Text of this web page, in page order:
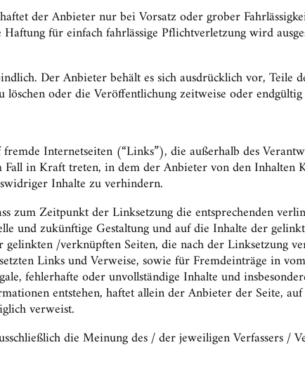
der Anbieter nur bei Vorsatz oder grober
für einfach fahrlässige Pflichtverletzung wird
Der Anbieter behält es sich ausdrücklich vor, Teile
oder die Veröffentlichung zeitweise oder
Internetseiten (“Links”), die außerhalb des
in Kraft treten, in dem der Anbieter von den Inhalten
Inhalte zu verhindern.
zum Zeitpunkt der Linksetzung die entsprechenden
und zukünftige Gestaltung und auf die Inhalte der
/verknüpften Seiten, die nach der Linksetzung
Links und Verweise, sowie für Fremdeinträge in
fehlerhafte oder unvollständige Inhalte und
entstehen, haftet allein der Anbieter der Seite,
verweist.
die Meinung des / der jeweiligen Verfassers /